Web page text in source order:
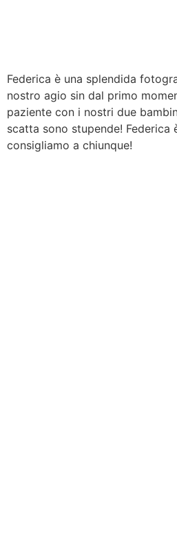
Federica è una splendida
nostro agio sin dal primo
paziente con i nostri due
scatta sono stupende! Federica
consigliamo a chiunque!